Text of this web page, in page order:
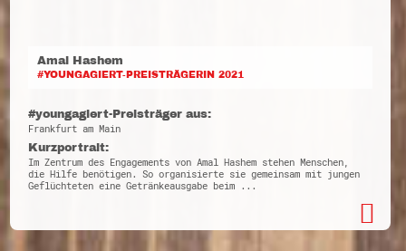
Amal Hashem
#YOUNGAGIERT-PREISTRÄGERIN 2021
#youngagiert-Preisträger aus:
Frankfurt am Main
Kurzportrait:
Im Zentrum des Engagements von Amal Hashem stehen Menschen,
die Hilfe benötigen. So organisierte sie gemeinsam mit jungen
Geflüchteten eine Getränkeausgabe beim ...